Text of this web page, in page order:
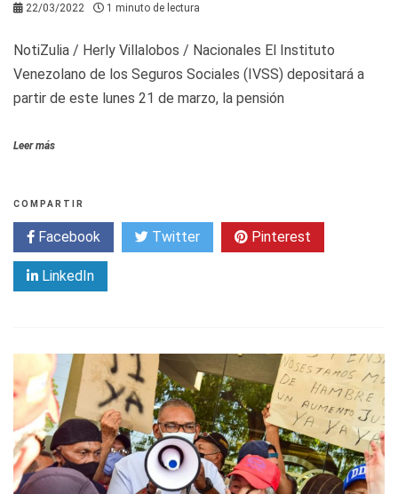
22/03/2022 1 minuto de lectura
NotiZulia / Herly Villalobos / Nacionales El Instituto
Venezolano de los Seguros Sociales (IVSS) depositará a
partir de este lunes 21 de marzo, la pensión
Leer más
COMPARTIR
Facebook Twitter Pinterest
LinkedIn